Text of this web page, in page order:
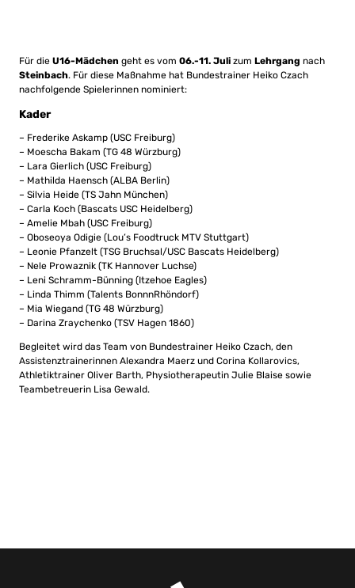
Für die U16-Mädchen geht es vom 06.-11. Juli zum Lehrgang nach
Steinbach. Für diese Maßnahme hat Bundestrainer Heiko Czach
nachfolgende Spielerinnen nominiert:
Kader
– Frederike Askamp (USC Freiburg)
– Moescha Bakam (TG 48 Würzburg)
– Lara Gierlich (USC Freiburg)
– Mathilda Haensch (ALBA Berlin)
– Silvia Heide (TS Jahn München)
– Carla Koch (Bascats USC Heidelberg)
– Amelie Mbah (USC Freiburg)
– Oboseoya Odigie (Lou’s Foodtruck MTV Stuttgart)
– Leonie Pfanzelt (TSG Bruchsal/USC Bascats Heidelberg)
– Nele Prowaznik (TK Hannover Luchse)
– Leni Schramm-Bünning (Itzehoe Eagles)
– Linda Thimm (Talents BonnnRhöndorf)
– Mia Wiegand (TG 48 Würzburg)
– Darina Zraychenko (TSV Hagen 1860)
Begleitet wird das Team von Bundestrainer Heiko Czach, den
Assistenztrainerinnen Alexandra Maerz und Corina Kollarovics,
Athletiktrainer Oliver Barth, Physiotherapeutin Julie Blaise sowie
Teambetreuerin Lisa Gewald.